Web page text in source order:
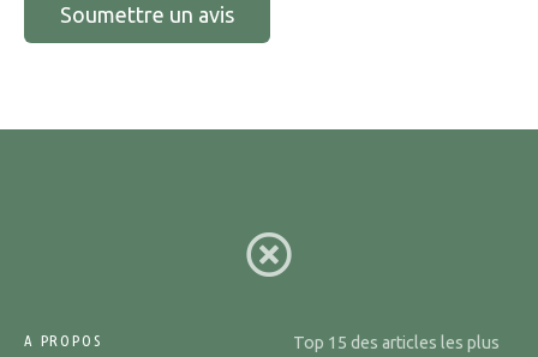
A PROPOS
Top 15 des articles les plus